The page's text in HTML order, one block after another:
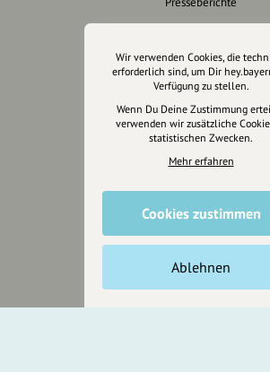
Wir unterstützen
Fotografie & mehr
Marketing
Design & Branding
Anakin Design
Unterstütze
unsere
Wir verwenden Cookies, die
erforderlich sind, um Dir
Verfügung zu stellen.
Wenn Du Deine Zustimmung
verwenden wir zusätzliche
statistischen Zwecken.
Mehr erfahren
Cookies zustimmen
Ablehnen